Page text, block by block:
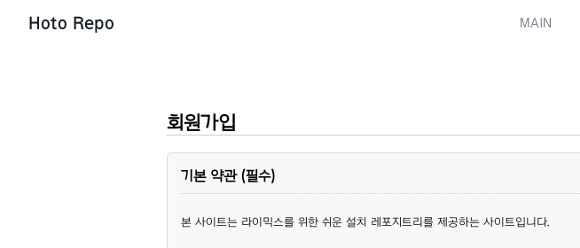
Hoto Repo MAIN
회원가입
기본 약관 (필수)
본 사이트는 라이믹스를 위한 쉬운 설치 레포지트리를 제공하는 사이트입니다.